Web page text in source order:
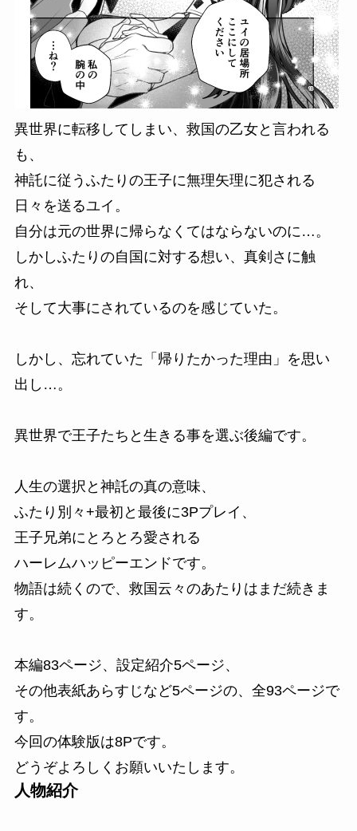
異世界に転移してしまい、救国の乙女と言われる
も、
神託に従うふたりの王子に無理矢理に犯される
日々を送るユイ。
自分は元の世界に帰らなくてはならないのに…。
しかしふたりの自国に対する想い、真剣さに触
れ、
そして大事にされているのを感じていた。
しかし、忘れていた「帰りたかった理由」を思い
出し…。
異世界で王子たちと生きる事を選ぶ後編です。
人生の選択と神託の真の意味、
ふたり別々+最初と最後に3Pプレイ、
王子兄弟にとろとろ愛される
ハーレムハッピーエンドです。
物語は続くので、救国云々のあたりはまだ続きま
す。
本編83ページ、設定紹介5ページ、
その他表紙あらすじなど5ページの、全93ページで
す。
今回の体験版は8Pです。
どうぞよろしくお願いいたします。
人物紹介